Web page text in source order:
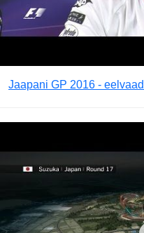
Jaapani GP 2016 -